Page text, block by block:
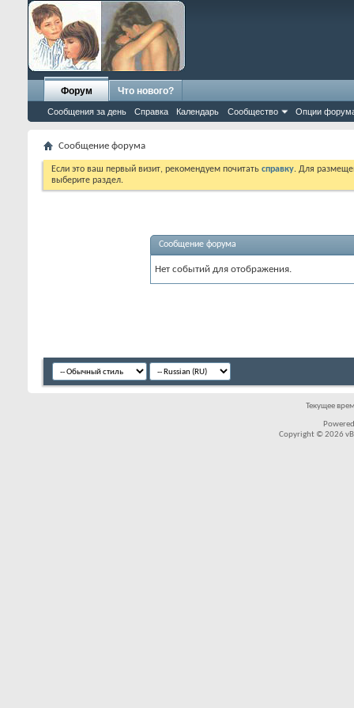
Форум
Сообщения за день Справка Календарь Сообщество Опции
Что нового?
Сообщение форума
Если это ваш первый визит, рекомендуем почитать справку. Для
выберите раздел.
Сообщение форума
Нет событий для отображения.
Текущее
Copyright © 2026